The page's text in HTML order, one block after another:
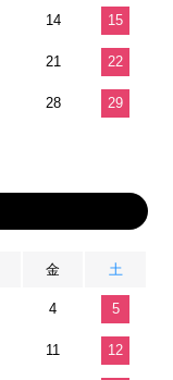
14 15
21 22
28 29
金 土
4 5
11 12